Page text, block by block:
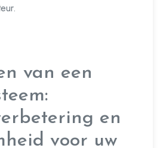
van een
en
voor uw